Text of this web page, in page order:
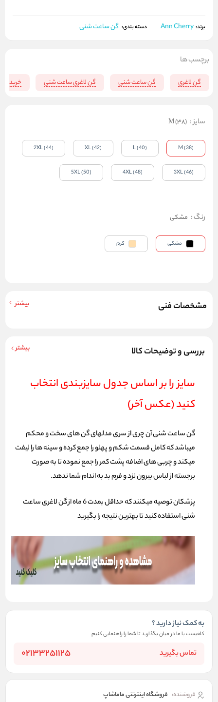
برند: Ann Cherry دسته بندی: گن ساعت شنی
مشخصات فنی بیشتر
بررسی و توضیحات کالا بیشتر
سایز را بر اساس جدول سایزبندی انتخاب
کنید (عکس آخر)
گن ساعت شنی آن چری از سری مدلهای گن های سخت و محکم
میباشد که کامل قسمت شکم و پهلو را جمع کرده و سینه ها را لیفت
میکند و چربی های اضافه پشت کمر را جمع نموده تا به صورت
برجسته از لباس بیرون نزد و فرم بد به اندام شما ندهد.
پزشکان توصیه میکنند که حداقل بمدت 6 ماه از
گن لاغری ساعت
شنیاستفاده کنید تا بهترین نتیجه را بگیرید
به کمک نیاز دارید ؟
کافیست با ما در میان بگذارید تا شما را راهنمایی کنیم
تماس بگیرید 02133251125
فروشنده: فروشگاه اینترنتی ماماشاپ
برچسب ها
گن لاغری گن ساعت شنی گن لاغری ساعت شنی خرید گن
سایز:
M (38)
M (38)
L (40)
XL (42)
2XL (44)
3XL (46)
4XL (48)
5XL (50)
رنگ: مشکی
مشکی کرم